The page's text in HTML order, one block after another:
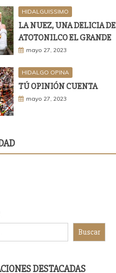
HIDALGUISSIMO
LA NUEZ, UNA DELICIA DE
ATOTONILCO EL GRANDE
mayo 27, 2023
HIDALGO OPINA
TÚ OPINIÓN CUENTA
mayo 27, 2023
Buscar
DESTACADAS